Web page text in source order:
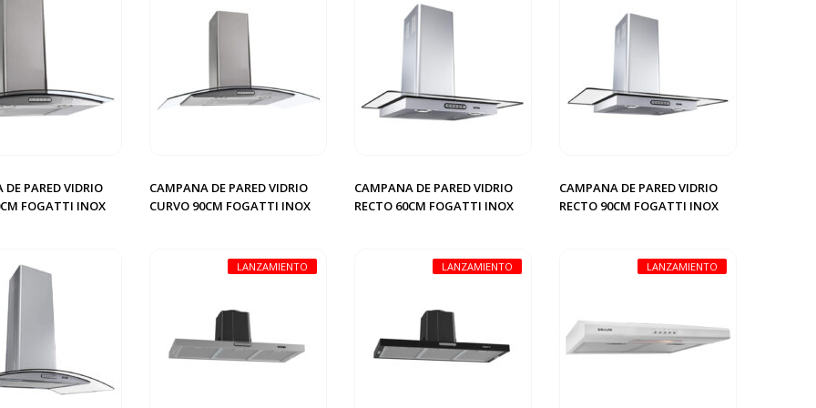
PARED VIDRIO
FOGATTI INOX
CAMPANA DE PARED VIDRIO
CURVO 90CM FOGATTI INOX
CAMPANA DE PARED VIDRIO
RECTO 60CM FOGATTI INOX
CAMPANA DE PARED VIDRIO
RECTO 90CM FOGATTI INOX
LANZAMIENTO LANZAMIENTO LANZAMIENTO